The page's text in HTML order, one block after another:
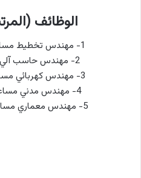
الوظائف
1- مهندس تخطيط مساعد (العدد 6 وظائف).
2- مهندس حاسب آلي مساعد (وظيفتان).
3- مهندس كهربائي مساعد (العدد 6 وظائف).
4- مهندس مدني مساعد (العدد 6 وظائف).
5- مهندس معماري مساعد (العدد 12 وظيفة).